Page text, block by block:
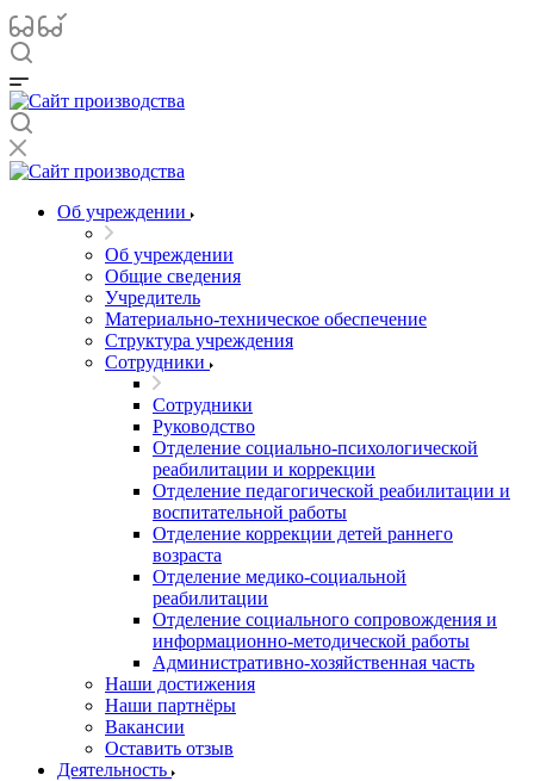
Об учреждении
Об учреждении
Общие сведения
Учредитель
Материально-техническое обеспечение
Структура учреждения
Сотрудники
Сотрудники
Руководство
Отделение социально-психологической
реабилитации и коррекции
Отделение педагогической реабилитации и
воспитательной работы
Отделение коррекции детей раннего
возраста
Отделение медико-социальной
реабилитации
Отделение социального сопровождения и
информационно-методической работы
Административно-хозяйственная часть
Наши достижения
Наши партнёры
Вакансии
Оставить отзыв
Деятельность